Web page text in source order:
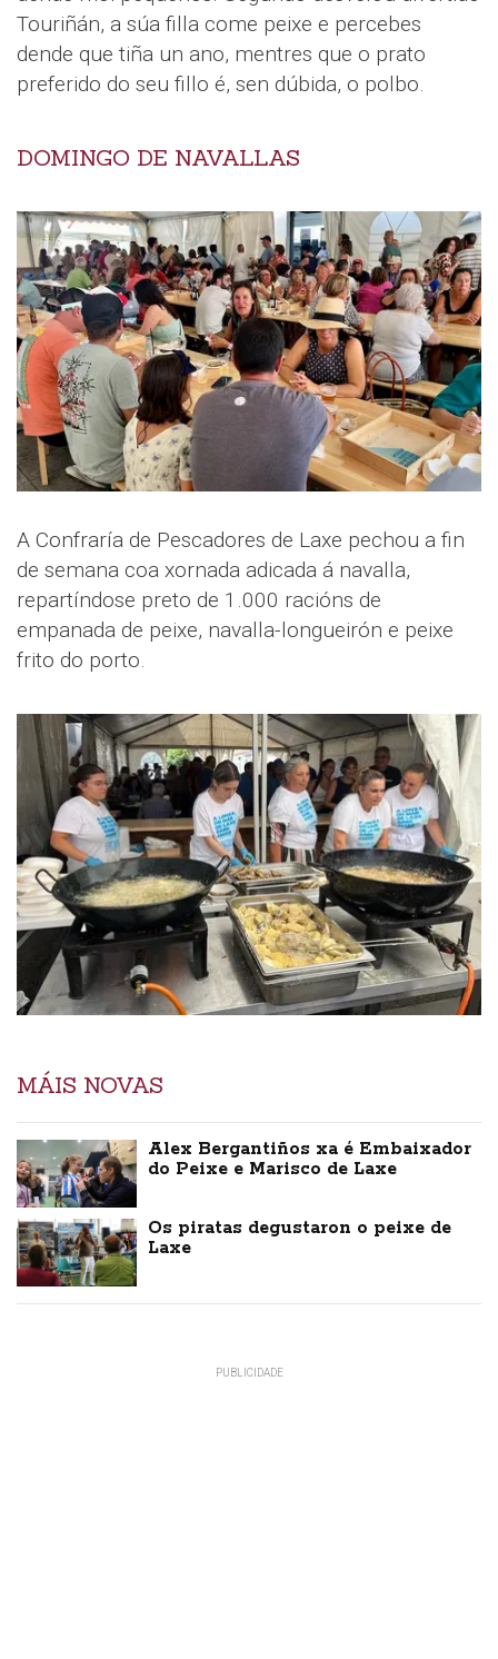
Touriñán, a súa filla come peixe e percebes
dende que tiña un ano, mentres que o prato
preferido do seu fillo é, sen dúbida, o polbo.
DOMINGO DE NAVALLAS
A Confraría de Pescadores de Laxe pechou a fin
de semana coa xornada adicada á navalla,
repartíndose preto de 1.000 racións de
empanada de peixe, navalla-longueirón e peixe
frito do porto.
MÁIS NOVAS
Alex Bergantiños xa é Embaixador
do Peixe e Marisco de Laxe
Os piratas degustaron o peixe de
Laxe